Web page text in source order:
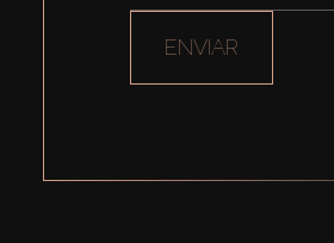
ENVIAR